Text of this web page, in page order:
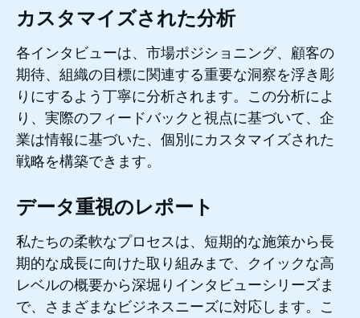
カスタマイズされた分析
各インタビューは、市場ポジショニング、顧客の
期待、組織の目標に関連する重要な洞察を浮き彫
りにするよう丁寧に分析されます。この分析によ
り、実際のフィードバックと視点に基づいて、企
業は情報に基づいた、個別にカスタマイズされた
戦略を構築できます。
データ重視のレポート
私たちの柔軟なプロセスは、短期的な施策から長
期的な成長に向けた取り組みまで、クイックな高
レベルの概要から深堀りインタビューシリーズま
で、さまざまなビジネスニーズに対応します。こ